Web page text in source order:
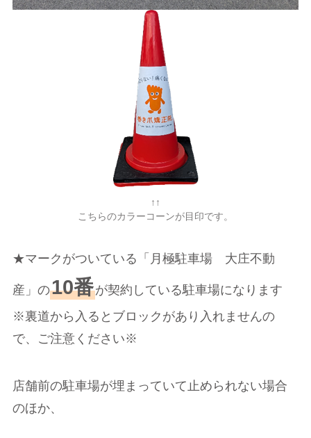
↑↑
こちらのカラーコーンが目印です。
★マークがついている「月極駐車場 大庄不動
産」の10番が契約している駐車場になります
※裏道から入るとブロックがあり入れませんの
で、ご注意ください※
店舗前の駐車場が埋まっていて止められない場合
のほか、